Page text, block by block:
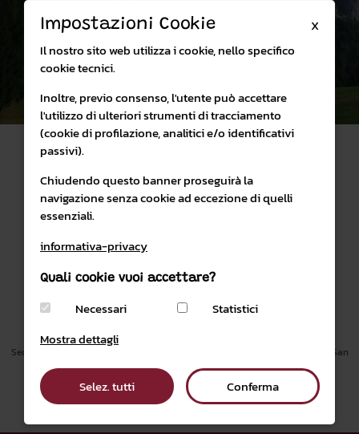
Visita il sito
PRIVACY & COOKIES POLICY CONDIZIONI DI VENDITA
email:
visitatori@parcopan.org
Sede Amministrativa Villa Welsperg, località Castelpietra, 2 38054 Primiero San
Martino di Castrozza (TN)
0439 026289
P.IVA 01379620220 |CREDITI
X
Impostazioni Cookie
Il nostro sito web utilizza i cookie, nello specifico
cookie tecnici.
Inoltre, previo consenso, l'utente può accettare
l'utilizzo di ulteriori strumenti di tracciamento
(cookie di profilazione, analitici e/o identificativi
passivi).
Chiudendo questo banner proseguirà la
navigazione senza cookie ad eccezione di quelli
essenziali.
informativa-privacy
Quali cookie vuoi accettare?
Necessari
Statistici
Mostra dettagli
Selez. tutti Conferma